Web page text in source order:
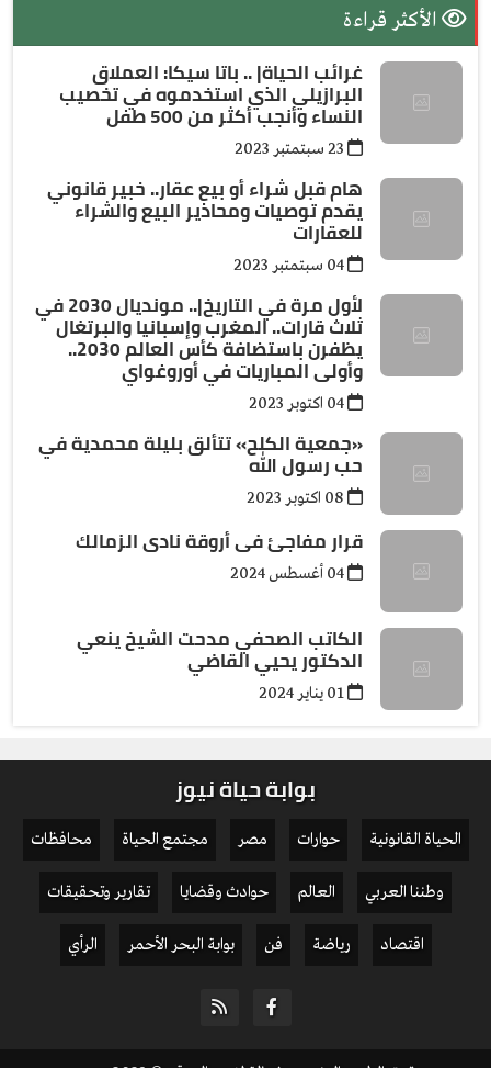
الأكثر قراءة
غرائب الحياة| .. باتا سيكا: العملاق
البرازيلي الذي استخدموه في تخصيب
النساء وأنجب أكثر من 500 طفل
هام قبل شراء أو بيع عقار.. خبير قانوني
يقدم توصيات ومحاذير البيع والشراء
للعقارات
لأول مرة في التاريخ|.. مونديال 2030 في
ثلاث قارات.. المغرب وإسبانيا والبرتغال
يظفرن باستضافة كأس العالم 2030..
وأولى المباريات في أوروغواي
«جمعية الكلح» تتألق بليلة محمدية في
حب رسول الله
قرار مفاجئ فى أروقة نادى الزمالك
الكاتب الصحفي مدحت الشيخ ينعي
الدكتور يحيي القاضي
بوابة حياة نيوز
الحياة القانونية حوارات مصر مجتمع الحياة
محافظات
وطننا العربي
العالم حوادث وقضايا
تقارير وتحقيقات
اقتصاد
رياضة فن بوابة البحر الأحمر الرأي